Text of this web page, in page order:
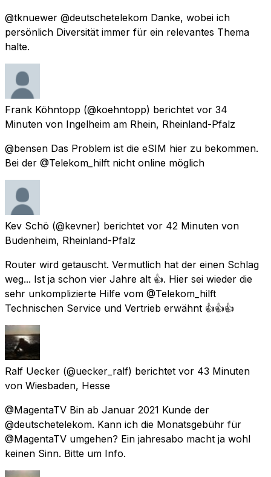
@tknuewer @deutschetelekom Danke, wobei ich
persönlich Diversität immer für ein relevantes Thema
halte.
Frank Köhntopp (@koehntopp) berichtet vor 34
Minuten von Ingelheim am Rhein, Rheinland-Pfalz
@bensen Das Problem ist die eSIM hier zu bekommen.
Bei der @Telekom_hilft nicht online möglich
Kev Schö (@kevner) berichtet vor 42 Minuten von
Budenheim, Rheinland-Pfalz
Router wird getauscht. Vermutlich hat der einen Schlag
weg... Ist ja schon vier Jahre alt 👍. Hier sei wieder die
sehr unkomplizierte Hilfe vom @Telekom_hilft
Technischen Service und Vertrieb erwähnt 👍👍👍
Ralf Uecker (@uecker_ralf) berichtet vor 43 Minuten
von Wiesbaden, Hesse
@MagentaTV Bin ab Januar 2021 Kunde der
@deutschetelekom. Kann ich die Monatsgebühr für
@MagentaTV umgehen? Ein jahresabo macht ja wohl
keinen Sinn. Bitte um Info.